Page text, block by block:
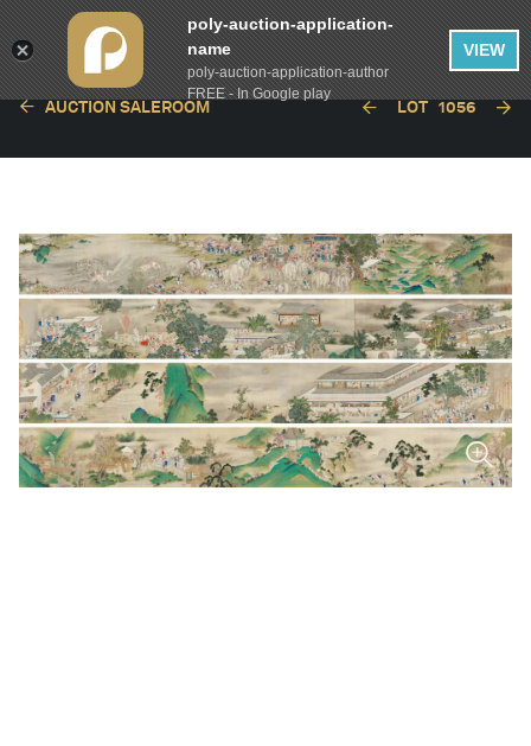
AUCTION SALEROOM LOT 1056
poly-auction-application-
name
poly-auction-application-author
FREE - In Google play
VIEW